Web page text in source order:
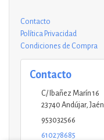
Contacto
Política Privacidad
Condiciones de Compra
Contacto
C/ Ibañez Marín 16
23740 Andújar, Jaén
953032566
610278685